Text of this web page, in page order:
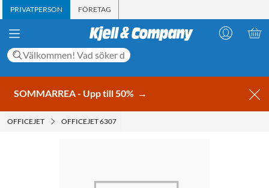
PRIVATPERSON FÖRETAG
SOMMARREA - Upp till 50% →
OFFICEJET OFFICEJET 6307